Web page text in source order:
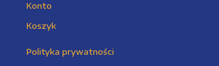
Konto
Koszyk
Polityka prywatności